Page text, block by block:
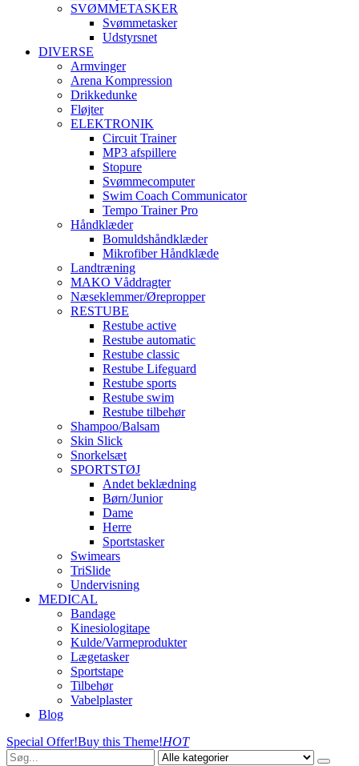
SVØMMETASKER
Svømmetasker
Udstyrsnet
DIVERSE
Armvinger
Arena Kompression
Drikkedunke
Fløjter
ELEKTRONIK
Circuit Trainer
MP3 afspillere
Stopure
Svømmecomputer
Swim Coach Communicator
Tempo Trainer Pro
Håndklæder
Bomuldshåndklæder
Mikrofiber Håndklæde
Landtræning
MAKO Våddragter
Næseklemmer/Ørepropper
RESTUBE
Restube active
Restube automatic
Restube classic
Restube Lifeguard
Restube sports
Restube swim
Restube tilbehør
Shampoo/Balsam
Skin Slick
Snorkelsæt
SPORTSTØJ
Andet beklædning
Børn/Junior
Dame
Herre
Sportstasker
Swimears
TriSlide
Undervisning
MEDICAL
Bandage
Kinesiologitape
Kulde/Varmeprodukter
Lægetasker
Sportstape
Tilbehør
Vabelplaster
Blog
Special Offer!Buy this Theme!HOT